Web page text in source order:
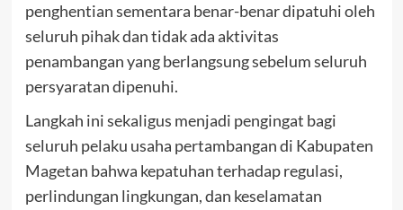
penghentian sementara benar-benar dipatuhi oleh
seluruh pihak dan tidak ada aktivitas
penambangan yang berlangsung sebelum seluruh
persyaratan dipenuhi.
Langkah ini sekaligus menjadi pengingat bagi
seluruh pelaku usaha pertambangan di Kabupaten
Magetan bahwa kepatuhan terhadap regulasi,
perlindungan lingkungan, dan keselamatan